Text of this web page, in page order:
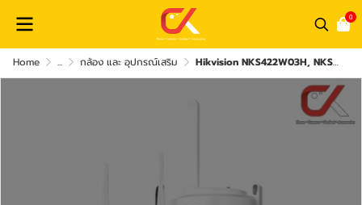
0
Home ... กล้อง และ อุปกรณ์เสริม Hikvision NKS422W03H, NKS424W03H EasyLink Wifi Kit Bullet + PTDome กล้องวงจรปิด พร้อมเครื่องบันทึก